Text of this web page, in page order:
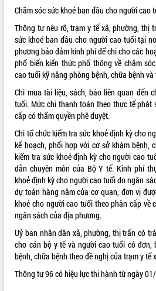
LIÊN KẾT WEB
THỐNG KÊ TRUY CẬP
Hôm nay: 2234
Tất cả: 66047557
Chăm sóc sức khoẻ ban đầu cho người cao
Thông tư nêu rõ, trạm y tế xã, phường, thị
sức khoẻ ban đầu cho người cao tuổi tại
phương bảo đảm kinh phí để chi cho các
phổ biến kiến thức phổ thông về chăm
cao tuổi kỹ năng phòng bệnh, chữa bệnh
Chi mua tài liệu, sách, báo liên quan đến
tuổi. Mức chi thanh toán theo thực tế phát
cấp có thẩm quyền phê duyệt.
Chi tổ chức kiểm tra sức khoẻ định kỳ cho
kế hoạch, phối hợp với cơ sở khám bệnh,
kiểm tra sức khoẻ định kỳ cho người cao
dẫn chuyên môn của Bộ Y tế. Kinh phí
khoẻ định kỳ cho người cao tuổi do ngân
dự toán hàng năm của cơ quan, đơn vị
khoẻ cho người cao tuổi theo phân cấp về
ngân sách của địa phương.
Uỷ ban nhân dân xã, phường, thị trấn có
cho cán bộ y tế và người cao tuổi cô đơn,
bệnh, chữa bệnh theo đề nghị của trạm y tế
Thông tư 96 có hiệu lực thi hành từ ngày